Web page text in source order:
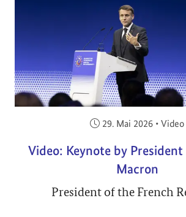
Veröffentlicht am:
29. Mai 2026 • Video
Video: Keynote by
Macron
President of the French